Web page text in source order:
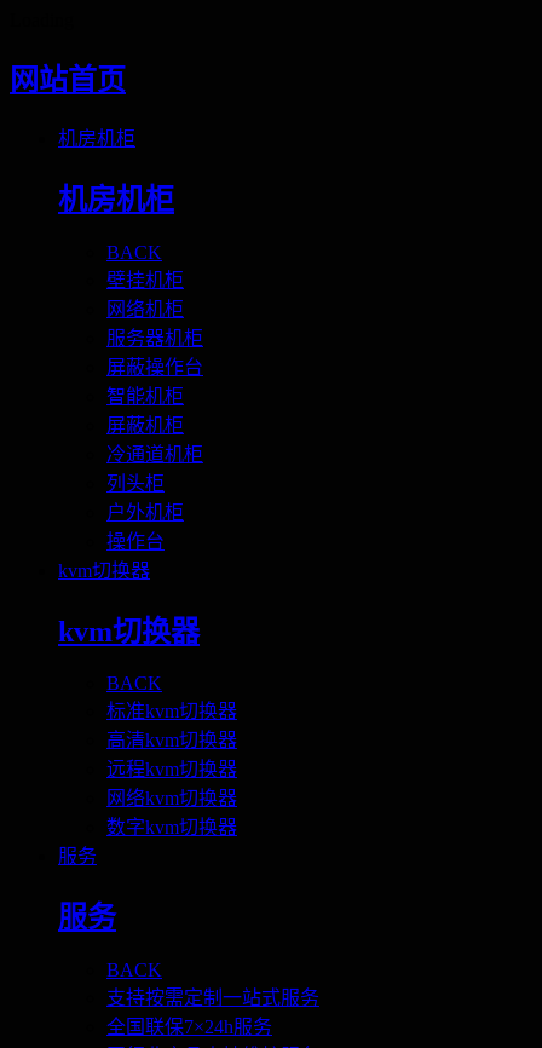
网站首页
机房机柜
机房机柜
BACK
壁挂机柜
网络机柜
服务器机柜
屏蔽操作台
智能机柜
屏蔽机柜
冷通道机柜
列头柜
户外机柜
操作台
kvm切换器
kvm切换器
BACK
标准kvm切换器
高清kvm切换器
远程kvm切换器
网络kvm切换器
数字kvm切换器
服务
服务
BACK
支持按需定制一站式服务
全国联保7×24h服务